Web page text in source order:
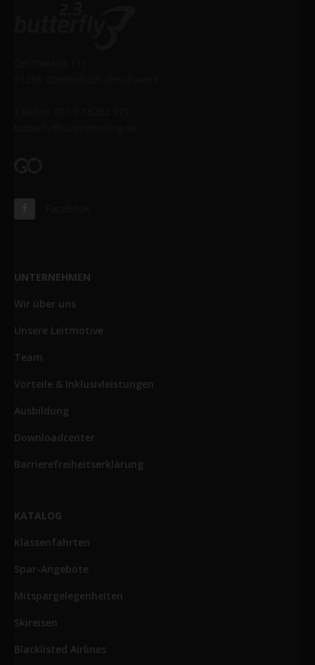
UNTERNEHMEN
Wir über uns
Unsere Leitmotive
Team
Vorteile & Inklusivleistungen
Ausbildung
Downloadcenter
Barrierefreiheitserklärung
KATALOG
Klassenfahrten
Spar-Angebote
Mitspargelegenheiten
Skireisen
Blacklisted Airlines